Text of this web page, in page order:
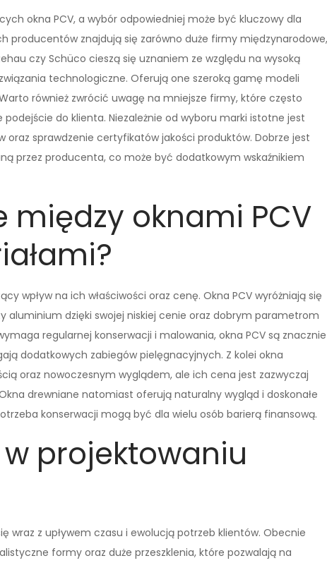
okna PCV, a wybór odpowiedniej może być kluczowy dla
producentów znajdują się zarówno duże firmy międzynarodowe,
czy Schüco cieszą się uznaniem ze względu na wysoką
technologiczne. Oferują one szeroką gamę modeli
również zwrócić uwagę na mniejsze firmy, które często
do klienta. Niezależnie od wyboru marki istotne jest
oraz sprawdzenie certyfikatów jakości produktów. Dobrze jest
przez producenta, co może być dodatkowym wskaźnikiem
między oknami PCV
wpływ na ich właściwości oraz cenę. Okna PCV wyróżniają się
aluminium dzięki swojej niskiej cenie oraz dobrym parametrom
regularnej konserwacji i malowania, okna PCV są znacznie
dodatkowych zabiegów pielęgnacyjnych. Z kolei okna
oraz nowoczesnym wyglądem, ale ich cena jest zazwyczaj
drewniane natomiast oferują naturalny wygląd i doskonałe
konserwacji mogą być dla wielu osób barierą finansową.
projektowaniu
wraz z upływem czasu i ewolucją potrzeb klientów. Obecnie
formy oraz duże przeszklenia, które pozwalają na